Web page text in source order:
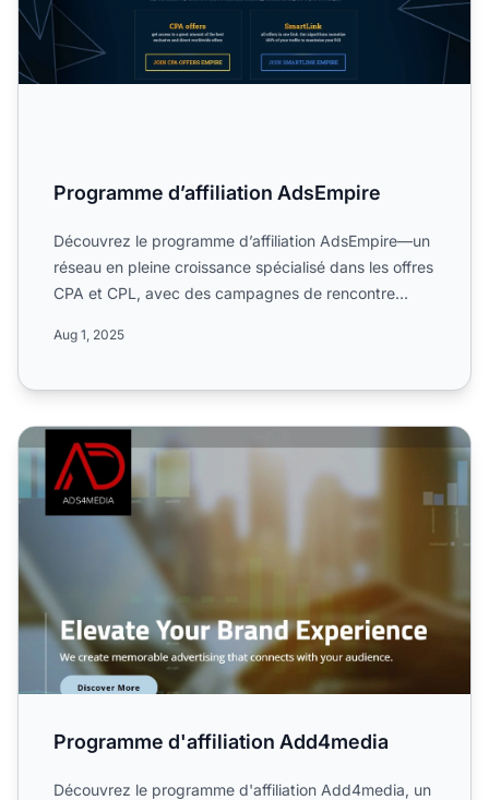
Programme d’affiliation AdsEmpire
Découvrez le programme d’affiliation AdsEmpire—un
réseau en pleine croissance spécialisé dans les offres
CPA et CPL, avec des campagnes de rencontre
Aug 1, 2025
Programme d'affiliation Add4media
Programme d'affiliation Add4media
Découvrez le programme d'affiliation Add4media, un